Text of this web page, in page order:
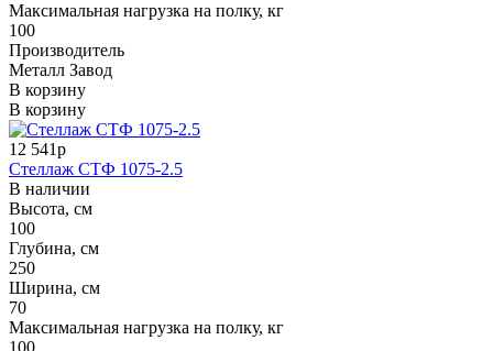
Максимальная нагрузка на полку, кг
100
Производитель
Металл Завод
В корзину
В корзину
12 541р
Стеллаж СТФ 1075-2.5
В наличии
Высота, см
100
Глубина, см
250
Ширина, см
70
Максимальная нагрузка на полку, кг
100